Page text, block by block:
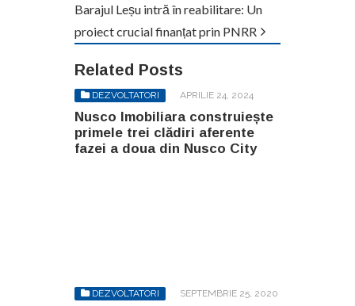
Barajul Leșu intră în reabilitare: Un
proiect crucial finanțat prin PNRR
Related Posts
DEZVOLTATORI APRILIE 24, 2024
Nusco Imobiliara construiește
primele trei clădiri aferente
fazei a doua din Nusco City
DEZVOLTATORI SEPTEMBRIE 25, 2020